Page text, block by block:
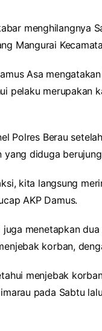
menghilangnya
Mangurai
Asa
pelaku merupakan
Polres Berau
diduga
kita langsung
AKP Damus.
menetapkan
korban,
menjebak
pada Sabtu